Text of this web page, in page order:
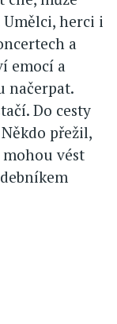
herci i
a
emocí a
načerpat.
Do cesty
přežil,
vést